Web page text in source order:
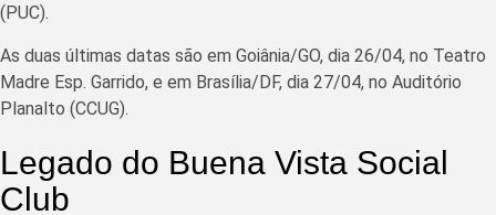
(PUC).
As duas últimas datas são em Goiânia/GO, dia 26/04, no Teatro
Madre Esp. Garrido, e em Brasília/DF, dia 27/04, no Auditório
Planalto (CCUG).
Legado do Buena Vista Social
Club